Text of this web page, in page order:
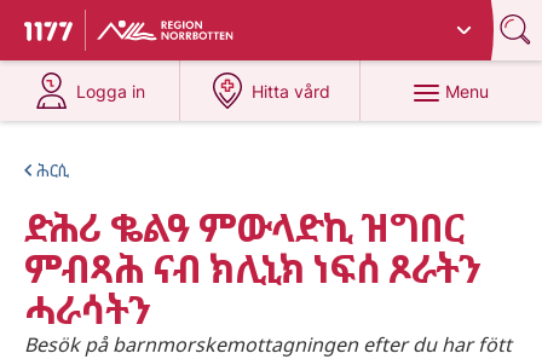
To start page for 1177
Du har valt region
Logga in
at 1177.se
Hitta vård
at 1177.se
Menu
ሕርሲ
ድሕሪ ቈልዓ ምውላድኪ ዝግበር
ምብጻሕ ናብ ክሊኒክ ነፍሰ ጾራትን
ሓራሳትን
Besök på barnmorskemottagningen efter du har fött